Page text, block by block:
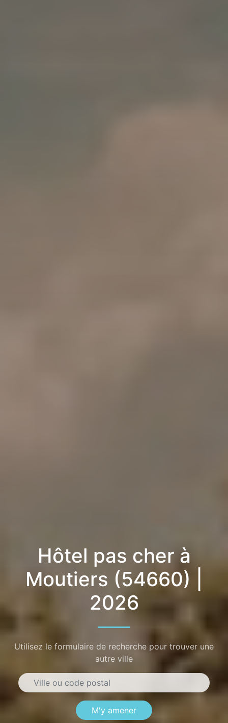
Hôtel pas cher à
Moutiers (54660) |
2026
Utilisez le formulaire de recherche pour trouver une
autre ville
M'y amener